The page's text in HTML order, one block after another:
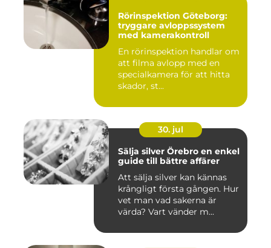
Rörinspektion Göteborg:
tryggare avloppssystem
med kamerakontroll
En rörinspektion handlar om
att filma avlopp med en
specialkamera för att hitta
skador, st...
30. jul
Sälja silver Örebro en enkel
guide till bättre affärer
Att sälja silver kan kännas
krångligt första gången. Hur
vet man vad sakerna är
värda? Vart vänder m...